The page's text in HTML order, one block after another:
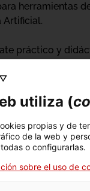
herramientas
Artificial.
práctico y
▽
utiliza (
propias y de
de la web y
o configurarlas.
sobre el uso de